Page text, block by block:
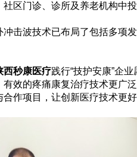
区门诊、诊所及养老机构中
击波技术已布局了包括多项
西秒康医疗践行“技护安康”企
有效的疼痛康复治疗技术更广
作项目，让创新医疗技术更